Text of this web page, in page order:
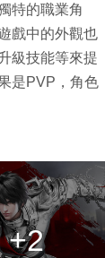
特的職業角
戲中的外觀也
級技能等來提
是PVP，角色
+2